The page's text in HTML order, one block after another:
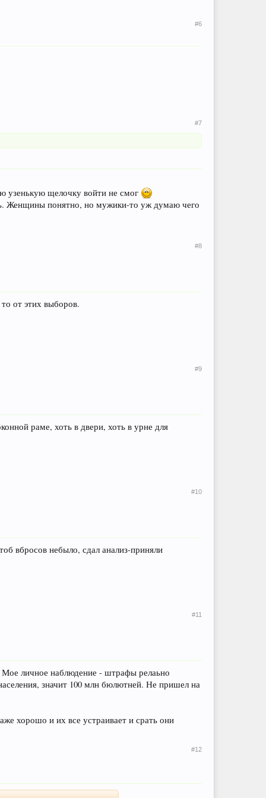
#6
#7
узенькую щелочку войти не смог
Женщины понятно, но мужики-то уж думаю чего
#8
от этих выборов.
#9
раме, хоть в двери, хоть в урне для
#10
вбросов небыло, сдал анализ-приняли
#11
Мое личное наблюдение - штрафы релаьно
значит 100 млн бюлютней. Не пришел на
хорошо и их все устраивает и срать они
#12